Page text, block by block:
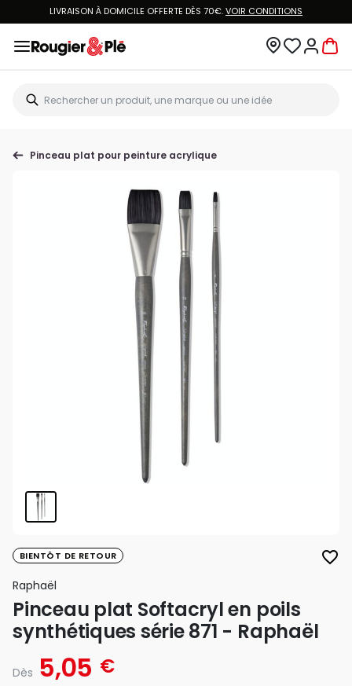
LIVRAISON À DOMICILE OFFERTE DÈS 70€.VOIR CONDITIONS
Pinceau plat pour peinture acrylique
BIENTÔT DE RETOUR favorite_border
Raphaël
Pinceau plat Softacryl en poils
synthétiques série 871 - Raphaël
Dès 5,05 €